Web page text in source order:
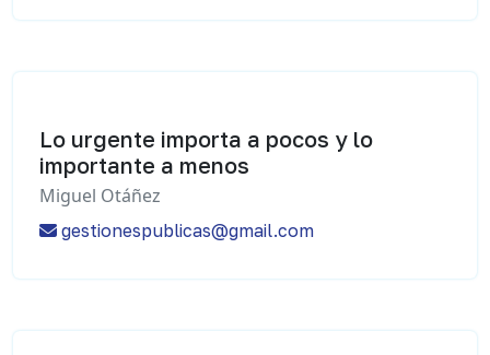
Lo urgente importa a pocos y lo
importante a menos
Miguel Otáñez
gestionespublicas@gmail.com